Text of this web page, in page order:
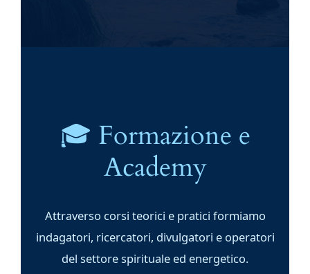
🎓 Formazione e
Academy
Attraverso corsi teorici e pratici formiamo
indagatori, ricercatori, divulgatori e operatori
del settore spirituale ed energetico.